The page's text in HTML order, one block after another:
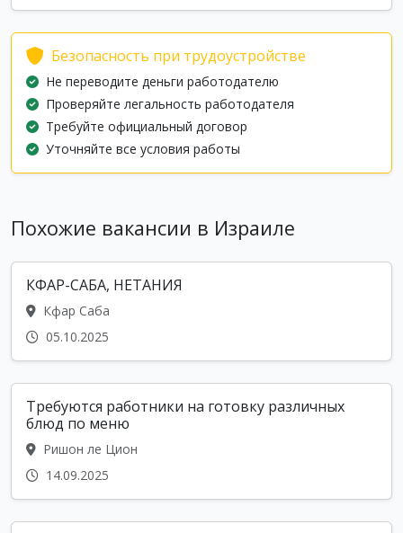
Безопасность при трудоустройстве
Не переводите деньги работодателю
Проверяйте легальность работодателя
Требуйте официальный договор
Уточняйте все условия работы
Похожие вакансии в Израиле
КФАР-САБА, НЕТАНИЯ
Кфар Саба
05.10.2025
Требуются работники на готовку различных
блюд по меню
Ришон ле Цион
14.09.2025